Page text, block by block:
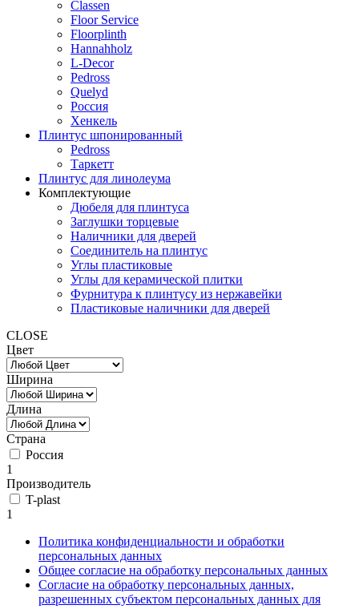
Classen
Floor Service
Floorplinth
Hannahholz
L-Decor
Pedross
Quelyd
Россия
Хенкель
Плинтус шпонированный
Pedross
Таркетт
Плинтус для линолеума
Комплектующие
Дюбеля для плинтуса
Заглушки торцевые
Наличники для дверей
Соединитель на плинтус
Углы пластиковые
Углы для керамической плитки
Фурнитура к плинтусу из нержавейки
Пластиковые наличники для дверей
CLOSE
Цвет
Ширина
Длина
Страна
Россия
1
Производитель
T-plast
1
Политика конфиденциальности и обработки
персональных данных
Общее согласие на обработку персональных данных
Согласие на обработку персональных данных,
разрешенных субъектом персональных данных для